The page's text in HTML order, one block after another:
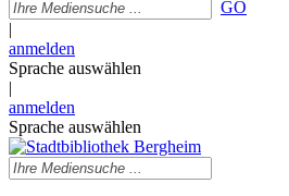
GO
|
anmelden
Sprache auswählen
|
anmelden
Sprache auswählen